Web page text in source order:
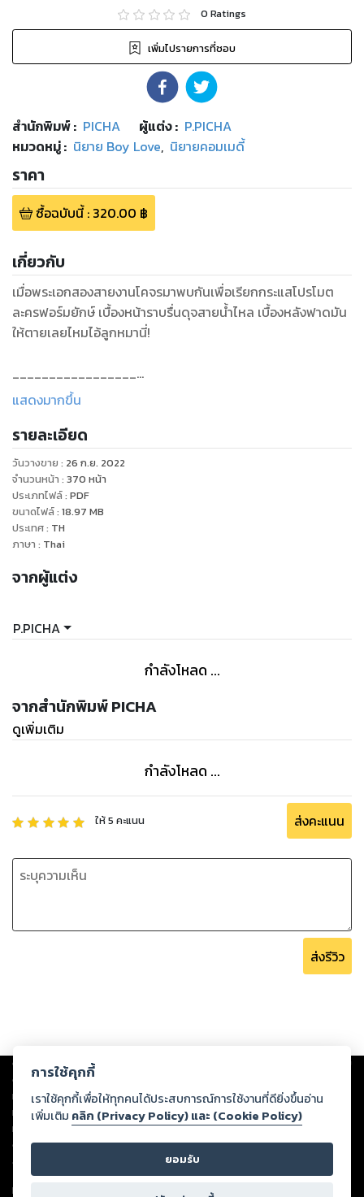
0 Ratings
เพิ่มไปรายการที่ชอบ
สำนักพิมพ์: PICHA ผู้แต่ง : P.PICHA
หมวดหมู่: นิยาย Boy Love, นิยายคอมเมดี้
ราคา
ซื้อฉบับนี้: 320.00 ฿
เกี่ยวกับ
เมื่อพระเอกสองสายงานโคจรมาพบกันเพื่อเรียกกระแสโปรโมต
ละครฟอร์มยักษ์ เบื้องหน้าราบรื่นดุจสายน้ำไหล เบื้องหลังฟาดมัน
ให้ตายเลยไหมไอ้ลูกหมานี่!
_________________
ก่อนไหม พระเอกคนอื่น ๆ?”
“ไม่นะครับ พี่ปุ๊กติดต่อผู้จัดการส่วนตัวผมมาโดยตรงเลยว่าอยาก
ให้เล่นเรื่องนี้” พระเอกหนุ่มตอบด้วยแววตาใสซื่อดุจกวางน้อยใน
ร่างไอ้โบ้
เส้นประสาทบนใบหน้ารวน “คือมัน...”
______________
แสดงมากขึ้น
รายละเอียด
วันวางขาย : 26 ก.ย. 2022
จำนวนหน้า : 370 หน้า
ประเภทไฟล์: PDF
ขนาดไฟล์: 18.97 MB
ประเทศ: TH
ภาษา : Thai
จากผู้แต่ง
P.PICHA
กำลังโหลด ...
จากสำนักพิมพ์ PICHA
ดูเพิ่มเติม
กำลังโหลด ...
ให้5 คะแนน ส่งคะแนน
ส่งรีวิว
Copyright © 2026
ต่อผลงานหรือเนื้อหาใดที่อัปโหลดผ่านเว็บไซต์และปรากฏว่าละเมิดสิทธิใน
ทรัพย์สินทางปัญญาของบุคคลอื่นหรือขัดต่อกฎหมายและศีลธรรม ดังนั้น ผู้อ่าน
ทุกท่านโปรดใช้วิจารณญาณในการกลั่นกรองด้วยตนเอง และหากท่านพบว่าส่วน
หนึ่งส่วนใดขัดต่อกฎหมายและศีลธรรม กรุณาแจ้งมายังบริษัท เพื่อทีมงานจะได้
ดำเนินการในทันที ทั้งนี้ ทางสตอรี่ล็อกขอสงวนลิขสิทธิ์ตามพระราชบัญญัติ
ลิขสิทธิ์ พ.ศ. 2537 (ฉบับล่าสุด)
For support: member@ookbee.com
การใช้คุกกี้
เราใช้คุกกี้เพื่อให้ทุกคนได้ประสบการณ์การใช้งานที่ดียิ่งขึ้นอ่าน
เพิ่มเติม คลิก (Privacy Policy) และ (Cookie Policy)
ยอมรับ